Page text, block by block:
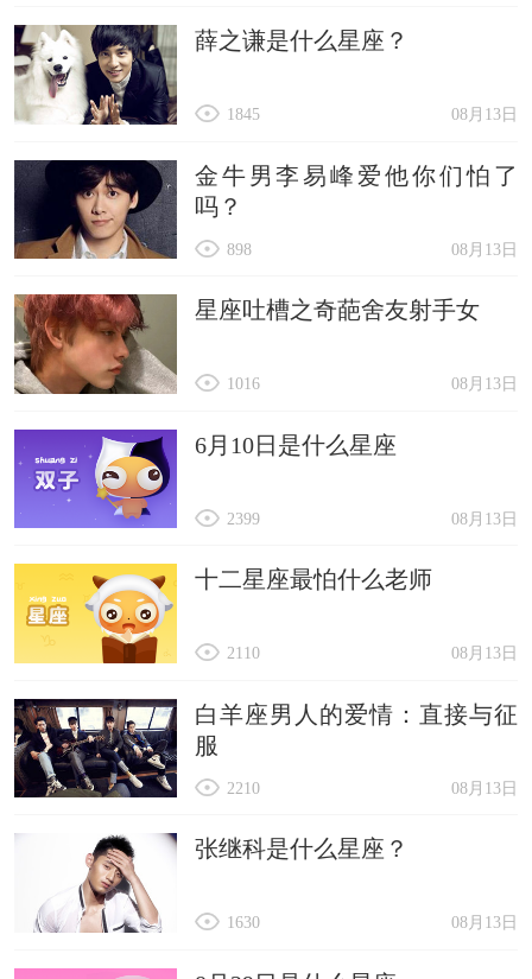
薛之谦是什么星座？
08月13日
1845
金牛男李易峰爱他你们怕了
吗？
08月13日
898
星座吐槽之奇葩舍友射手女
08月13日
1016
6月10日是什么星座
08月13日
2399
十二星座最怕什么老师
08月13日
2110
白羊座男人的爱情：直接与征
服
08月13日
2210
张继科是什么星座？
08月13日
1630